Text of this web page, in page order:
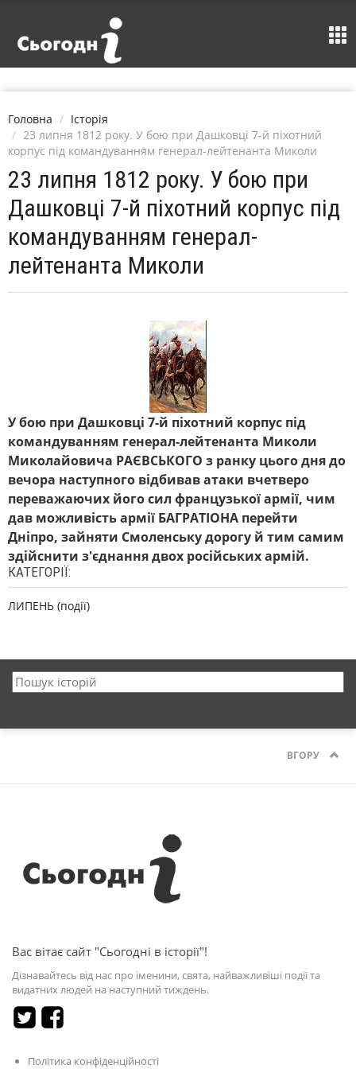
Головна
Історія
23 липня 1812 року. У бою при Дашковці 7-й піхотний
корпус під командуванням генерал-лейтенанта Миколи
23 липня 1812 року. У бою при
Дашковці 7-й піхотний корпус під
командуванням генерал-
лейтенанта Миколи
У бою при Дашковці 7-й піхотний корпус під
командуванням генерал-лейтенанта Миколи
Миколайовича РАЄВСЬКОГО з ранку цього дня до
вечора наступного відбивав атаки вчетверо
переважаючих його сил французької армії, чим
дав можливість армії БАГРАТІОНА перейти
Дніпро, зайняти Смоленську дорогу й тим самим
здійснити з'єднання двох російських армій.
КАТЕГОРІЇ:
ЛИПЕНЬ (події)
ВГОРУ
Вас вітає сайт "Сьогодні в історії"!
Дізнавайтесь від нас про іменини, свята, найважливіші події та
видатних людей на наступний тиждень.
Політика конфіденційності